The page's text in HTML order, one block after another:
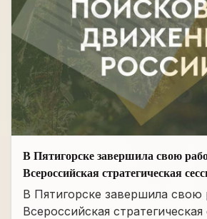
В Пятигорске завершила свою
Всероссийская стратегическая
В Пятигорске завершила свою
Всероссийская стратегическая